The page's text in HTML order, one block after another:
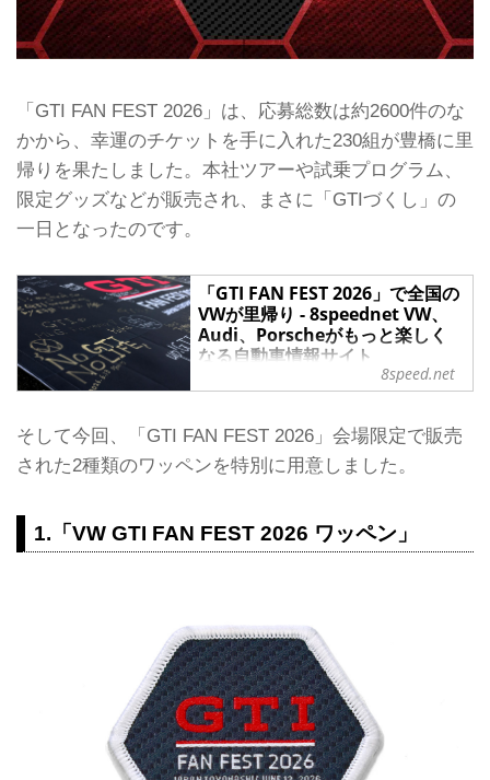
「GTI FAN FEST 2026」は、応募総数は約2600件のな
かから、幸運のチケットを手に入れた230組が豊橋に里
帰りを果たしました。本社ツアーや試乗プログラム、
限定グッズなどが販売され、まさに「GTIづくし」の
一日となったのです。
「GTI FAN FEST 2026」で全国の
VWが里帰り - 8speednet VW、
Audi、Porscheがもっと楽しく
なる自動車情報サイト
GTI誕生50周年を記念した「GTI FAN
フォルクスワーゲン グループ ジャパ
ン（VGJ）本社で開催された。全国か
らGTIをはじめとするフォルクスワー
あちこちで見られ、終始和やかなムー
豊橋市にあるVGJ本社は、海外の工場
から運び込まれてきたVolkswagen、
Audi、Porsche、Lamborghini、
Bentl...
8speed.net
そして今回、「GTI FAN FEST 2026」会場限定で販売
された2種類のワッペンを特別に用意しました。
1.「VW GTI FAN FEST 2026 ワッペン」